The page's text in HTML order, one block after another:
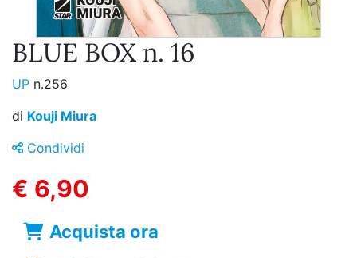
BLUE BOX n. 16
UP n.256
di Kouji Miura
Condividi
€ 6,90
Acquista ora